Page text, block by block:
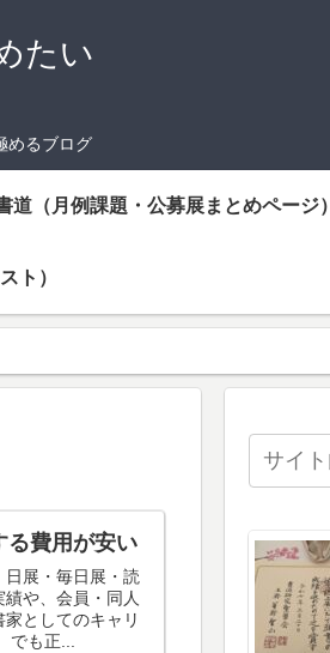
たい
めるブログ
道（月例課題・公募展まとめページ）
ト）
る費用が安い
日展・毎日展・読
や、会員・同人
としてのキャリ
でも正...